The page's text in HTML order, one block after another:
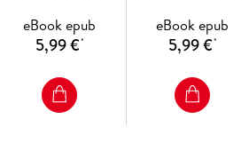
eBook epub
5,99 €*
eBook epub
5,99 €*